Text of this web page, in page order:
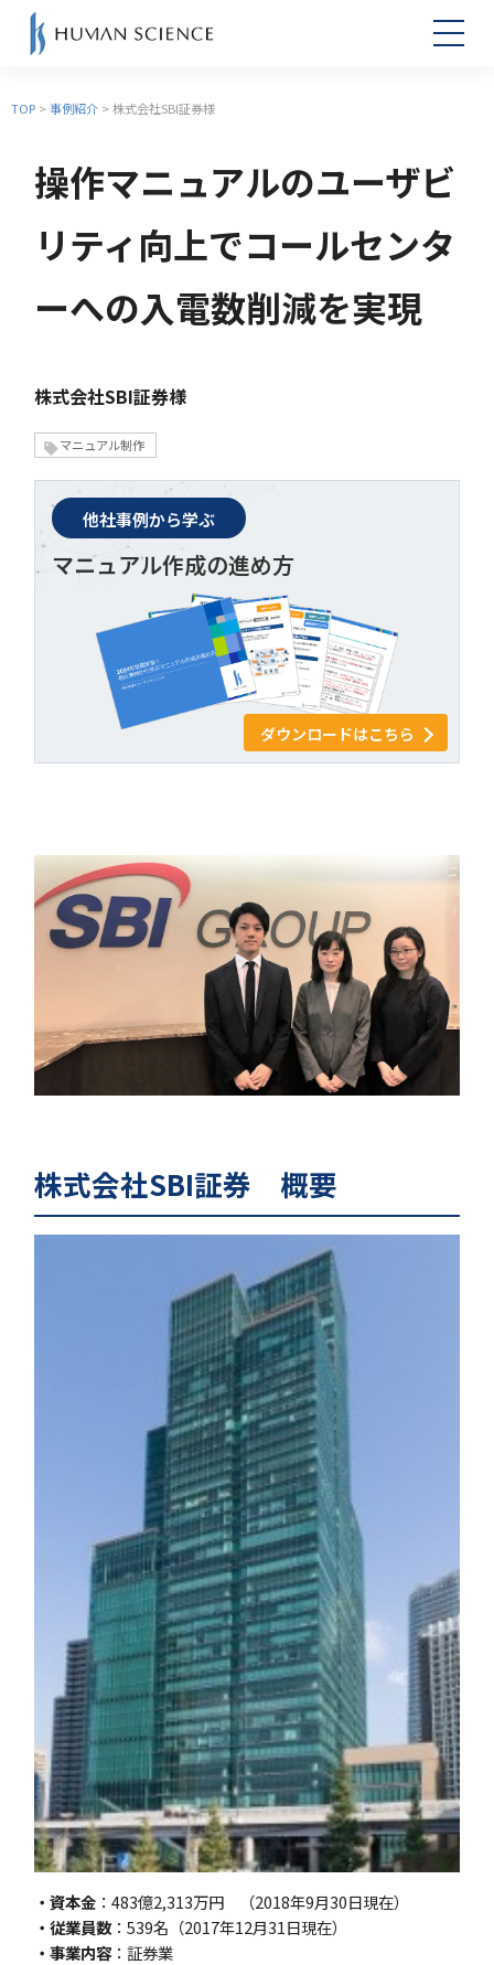
TOP >事例紹介 > 株式会社SBI証券様
操作マニュアルのユーザビ
リティ向上でコールセンタ
ーへの入電数削減を実現
株式会社SBI証券様
マニュアル制作
他社事例から学ぶ
マニュアル作成の進め方
ダウンロードはこちら
株式会社SBI証券 概要
・資本金 ：483億2,313万円 （2018年9月30日現在）
・従業員数：539名（2017年12月31日現在）
・事業内容：証券業